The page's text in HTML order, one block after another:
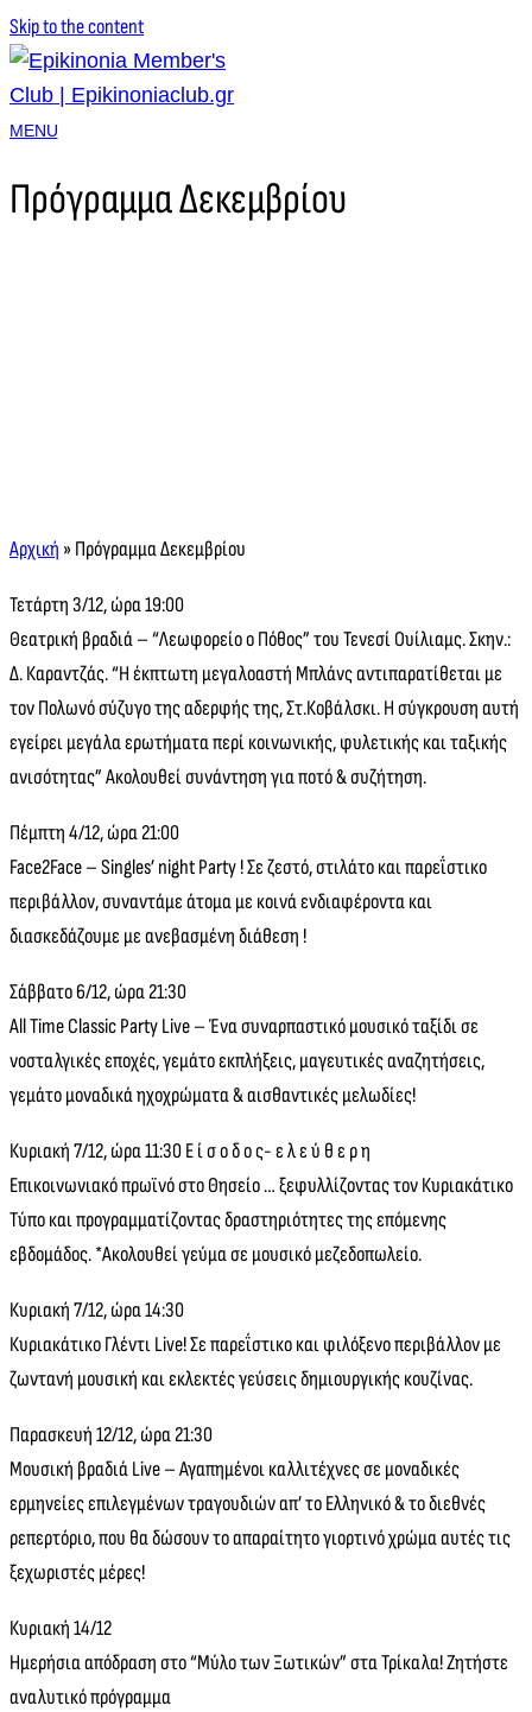
Skip to the content
MENU
Πρόγραμμα Δεκεμβρίου
Αρχική »Πρόγραμμα Δεκεμβρίου
Τετάρτη 3/12, ώρα 19:00
Θεατρική βραδιά – “Λεωφορείο ο Πόθος” του Τενεσί Ουίλιαμς. Σκην.:
Δ. Καραντζάς. “Η έκπτωτη μεγαλοαστή Μπλάνς αντιπαρατίθεται με
τον Πολωνό σύζυγο της αδερφής της, Στ.Κοβάλσκι. Η σύγκρουση αυτή
εγείρει μεγάλα ερωτήματα περί κοινωνικής, φυλετικής και ταξικής
ανισότητας” Ακολουθεί συνάντηση για ποτό & συζήτηση.
Πέμπτη 4/12, ώρα 21:00
Face2Face – Singles’ night Party ! Σε ζεστό, στιλάτο και παρεΐστικο
περιβάλλον, συναντάμε άτομα με κοινά ενδιαφέροντα και
διασκεδάζουμε με ανεβασμένη διάθεση !
Σάββατο 6/12, ώρα 21:30
All Time Classic Party Live – Ένα συναρπαστικό μουσικό ταξίδι σε
νοσταλγικές εποχές, γεμάτο εκπλήξεις, μαγευτικές αναζητήσεις,
γεμάτο μοναδικά ηχοχρώματα & αισθαντικές μελωδίες!
Κυριακή 7/12, ώρα 11:30 Ε ί σ ο δ ο ς- ε λ ε ύ θ ε ρ η
Επικοινωνιακό πρωϊνό στο Θησείο … ξεφυλλίζοντας τον Κυριακάτικο
Τύπο και προγραμματίζοντας δραστηριότητες της επόμενης
εβδομάδος. *Ακολουθεί γεύμα σε μουσικό μεζεδοπωλείο.
Κυριακή 7/12, ώρα 14:30
Κυριακάτικο Γλέντι Live! Σε παρεΐστικο και φιλόξενο περιβάλλον με
ζωντανή μουσική και εκλεκτές γεύσεις δημιουργικής κουζίνας.
Παρασκευή 12/12, ώρα 21:30
Μουσική βραδιά Live – Αγαπημένοι καλλιτέχνες σε μοναδικές
ερμηνείες επιλεγμένων τραγουδιών απ’ το Ελληνικό & το διεθνές
ρεπερτόριο, που θα δώσουν το απαραίτητο γιορτινό χρώμα αυτές τις
ξεχωριστές μέρες!
Κυριακή 14/12
Ημερήσια απόδραση στο “Μύλο των Ξωτικών” στα Τρίκαλα! Ζητήστε
αναλυτικό πρόγραμμα